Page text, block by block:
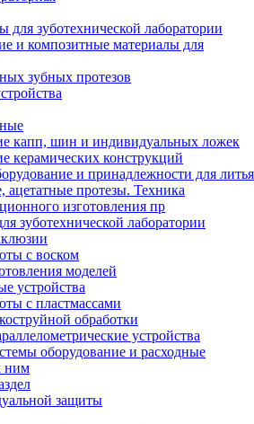
для зуботехнической лаборатории
и композитные материалы для
зубных протезов
капп, шин и индивидуальных ложек
керамических конструкций
и принадлежности для литья
ацетатные протезы. Техника
изготовления пр
зуботехнической лаборатории
с воском
моделей
устройства
с пластмассами
обработки
устройства
оборудование и расходные
ним
защиты